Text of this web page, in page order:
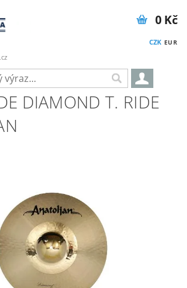
CZK EUR
0 Kč
DIAMOND T. RIDE